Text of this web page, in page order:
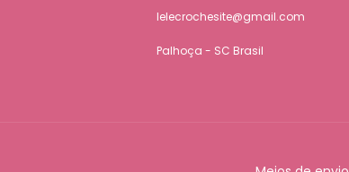
lelecrochesite@gmail.com
Palhoça - SC Brasil